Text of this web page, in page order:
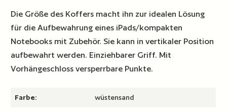
Die Größe des Koffers macht ihn zur idealen Lösung
für die Aufbewahrung eines iPads/kompakten
Notebooks mit Zubehör. Sie kann in vertikaler Position
aufbewahrt werden. Einziehbarer Griff. Mit
Vorhängeschloss versperrbare Punkte.
Farbe: wüstensand